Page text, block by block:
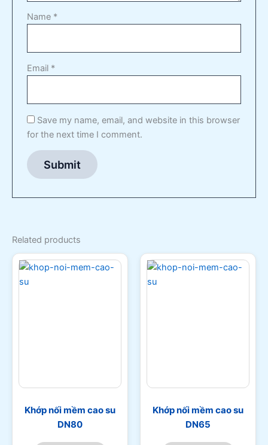
Name *
Email *
Save my name, email, and website in this browser
for the next time I comment.
Related products
Khớp nối mềm cao su
DN80
Khớp nối mềm cao su
DN65